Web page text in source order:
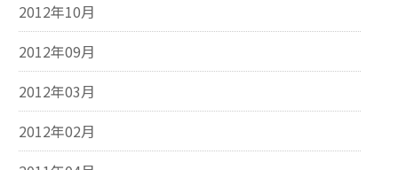
2012年10月
2012年09月
2012年03月
2012年02月